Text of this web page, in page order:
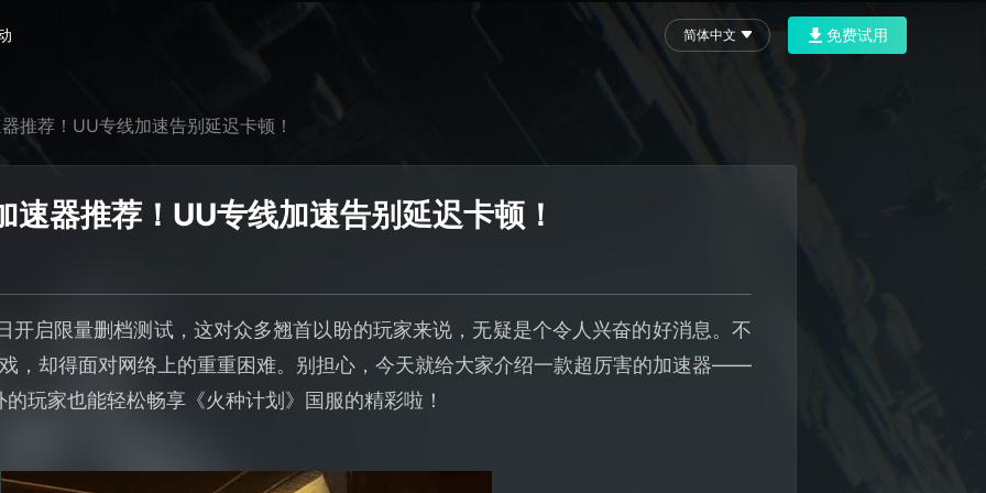
简体中文 免费试用
推荐！UU专线加速告别延迟卡顿！
速器推荐！UU专线加速告别延迟卡顿！
开启限量删档测试，这对众多翘首以盼的玩家来说，无疑是个令人兴奋的好消息。不
，却得面对网络上的重重困难。别担心，今天就给大家介绍一款超厉害的加速器——
玩家也能轻松畅享《火种计划》国服的精彩啦！